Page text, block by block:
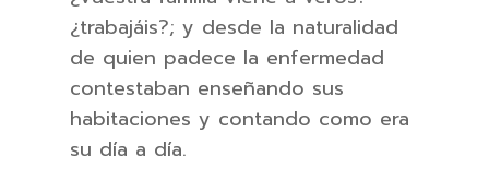
¿trabajáis?; y desde la naturalidad
de quien padece la enfermedad
contestaban enseñando sus
habitaciones y contando como era
su día a día.